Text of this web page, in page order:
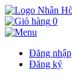
0
Đăng nhập
Đăng ký